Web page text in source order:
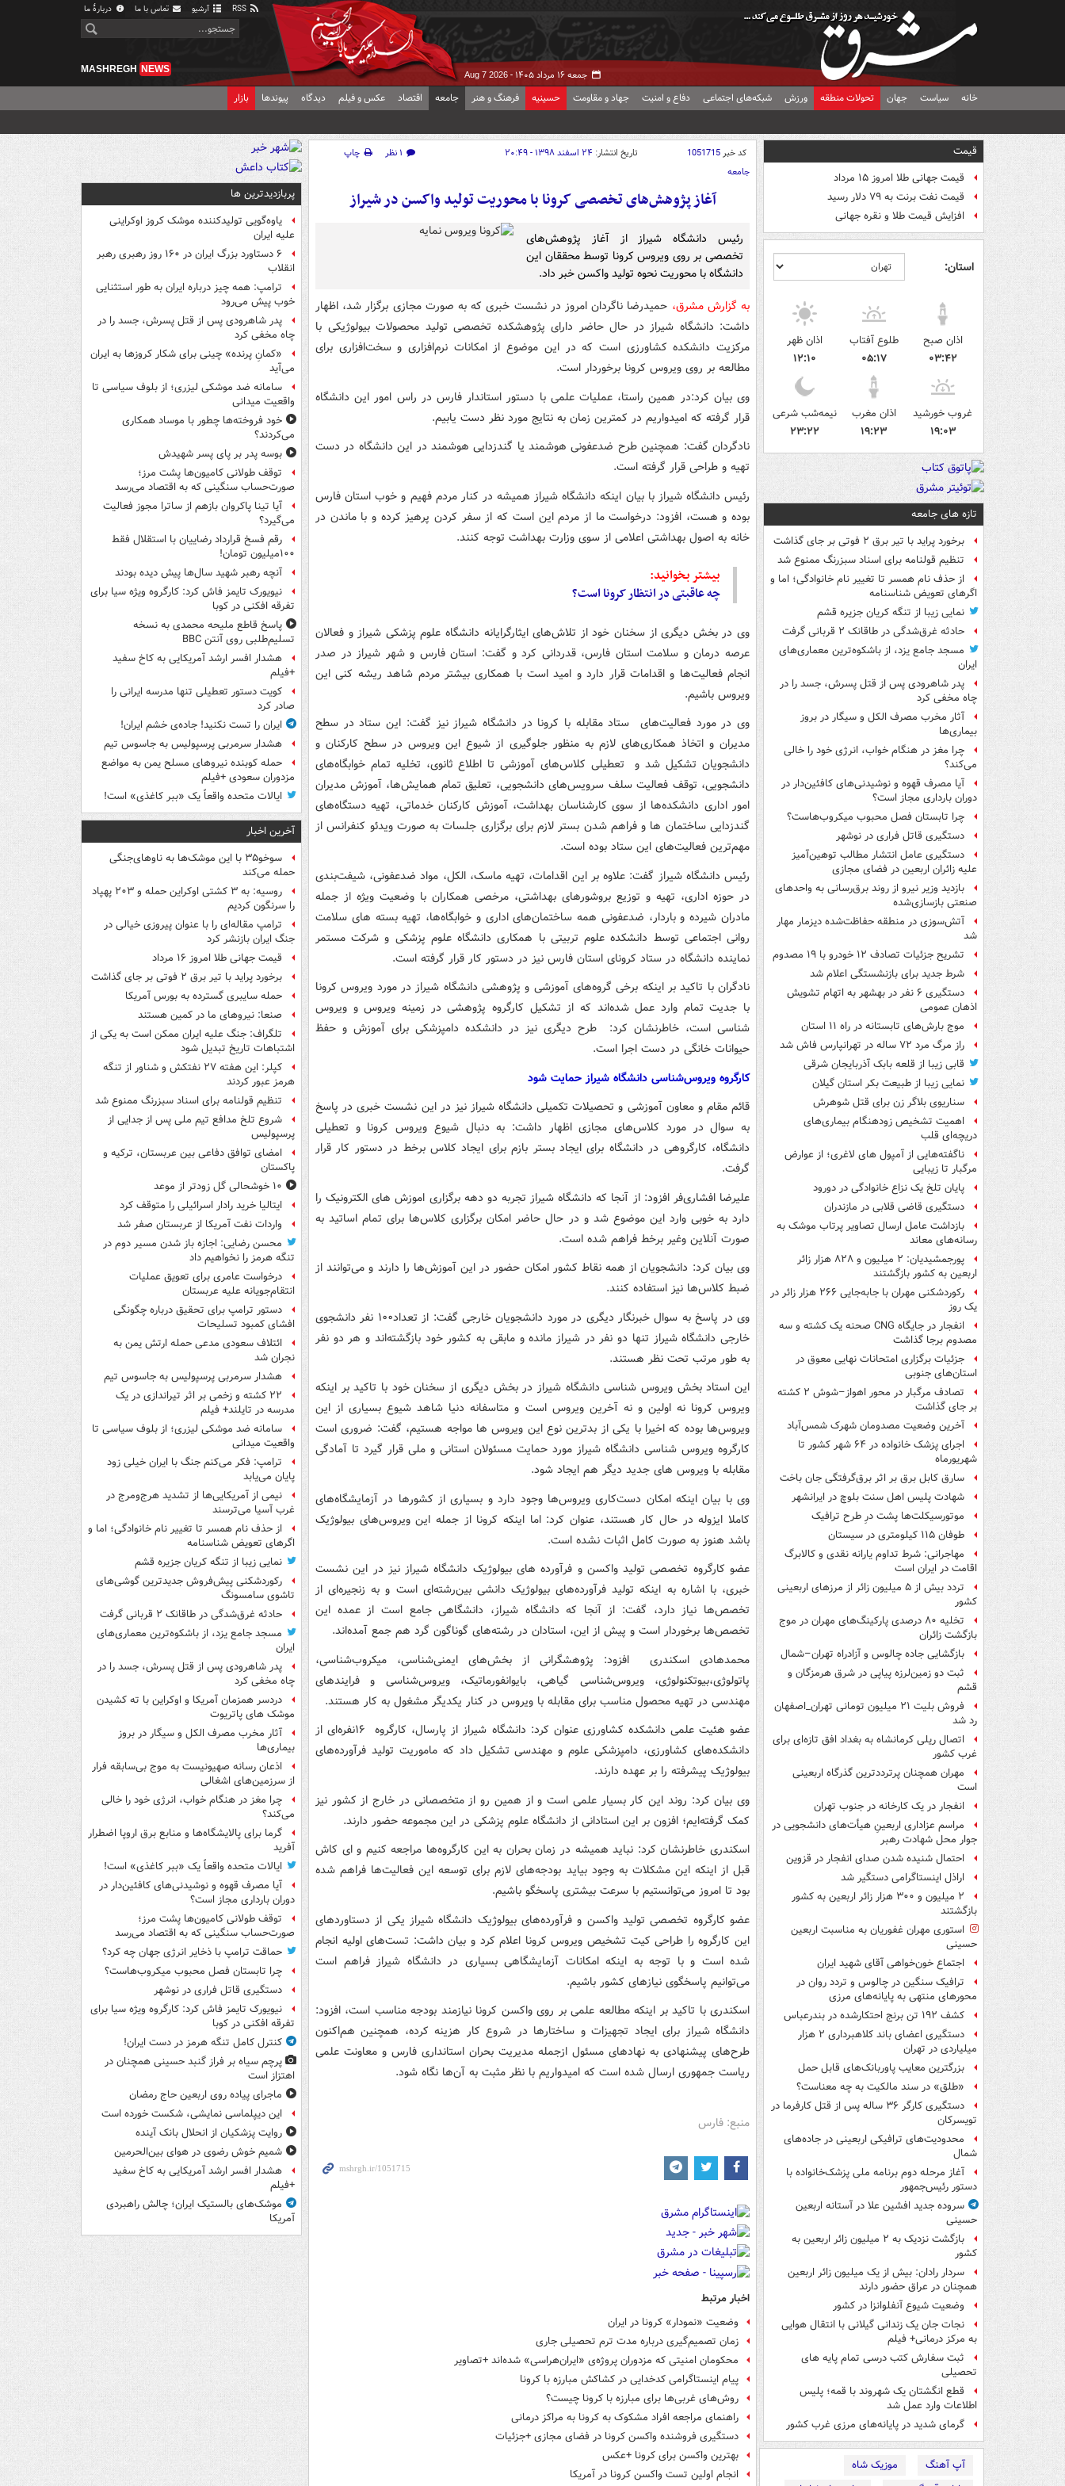
آرشیو تماس با ما دربارهٔ ما
جمعه ۱۶ مرداد ۱۴۰۵ - Aug 7 2026
MASHREGH NEWS
خانه سیاست جهان تحولات منطقه ورزش شبکه‌های اجتماعی دفاع و امنیت جهاد و مقاومت حسینیه فرهنگ و هنر جامعه اقتصاد عکس و فیلم دیدگاه پیوندها بازار
قیمت
قیمت جهانی طلا امروز ۱۵ مرداد
قیمت نفت برنت به ۷۹ دلار رسید
افزایش قیمت طلا و نقره جهانی
استان:
اذان صبح
۰۳:۴۲
طلوع آفتاب
۰۵:۱۷
اذان ظهر
۱۲:۱۰
غروب خورشید
۱۹:۰۳
اذان مغرب
۱۹:۲۳
نیمه‌شب شرعی
۲۳:۲۲
تازه های جامعه
برخورد پراید با تیر برق ۲ فوتی بر جای گذاشت
تنظیم قولنامه برای اسناد سبزرنگ ممنوع شد
از حذف نام همسر تا تغییر نام خانوادگی؛ اما و
اگرهای تعویض شناسنامه
نمایی زیبا از تنگه کریان جزیره قشم
حادثه غرق‌شدگی در طاقانک ۲ قربانی گرفت
مسجد جامع یزد، از باشکوه‌ترین معماری‌های
ایران
پدر شاهرودی پس از قتل پسرش، جسد را در
چاه مخفی کرد
آثار مخرب مصرف الکل و سیگار در بروز
بیماری‌ها
چرا مغز در هنگام خواب، انرژی خود را خالی
می‌کند؟
آیا مصرف قهوه و نوشیدنی‌های کافئین‌دار در
دوران بارداری مجاز است؟
چرا تابستان فصل محبوب میکروب‌هاست؟
دستگیری قاتل فراری در نوشهر
دستگیری عامل انتشار مطالب توهین‌آمیز
علیه زائران اربعین در فضای مجازی
بازدید وزیر نیرو از روند برق‌رسانی به واحدهای
صنعتی بازسازی‌شده
آتش‌سوزی در منطقه حفاظت‌شده دیزمار مهار
شد
تشریح جزئیات تصادف ۱۲ خودرو با ۱۹ مصدوم
شرط جدید برای بازنشستگی اعلام شد
دستگیری ۶ نفر در بهشهر به اتهام تشویش
اذهان عمومی
موج بارش‌های تابستانه در راه ۱۱ استان
راز مرگ مرد ۷۲ ساله در تهرانپارس فاش شد
قابی زیبا از قلعه بابک آذربایجان شرقی
نمایی زیبا از طبیعت بکر استان گیلان
سناریوی بلاگر زن برای قتل شوهرش
اهمیت تشخیص زودهنگام بیماری‌های
دریچه‌ای قلب
ناگفته‌هایی از آمپول های لاغری؛ از عوارض
مرگبار تا زیبایی
پایان تلخ یک نزاع خانوادگی در دورود
دستگیری قاضی قلابی در مازندران
بازداشت عامل ارسال تصاویر پرتاب موشک به
رسانه‌های معاند
پورجمشیدیان: ۲ میلیون و ۸۲۸ هزار زائر
اربعین به کشور بازگشتند
رکوردشکنی مهران با جابه‌جایی ۲۶۶ هزار زائر در
یک روز
انفجار در جایگاه CNG صحنه یک کشته و سه
مصدوم برجا گذاشت
جزئیات برگزاری امتحانات نهایی معوق در
استان‌های جنوبی
تصادف مرگبار در محور اهواز–شوش ۲ کشته
بر جای گذاشت
آخرین وضعیت مصدومان شهرک شمس‌آباد
اجرای پزشک خانواده در ۶۴ شهر کشور تا
شهریورماه
سارق کابل برق بر اثر برق‌گرفتگی جان باخت
شهادت پلیس اهل سنت بلوچ در ایرانشهر
موتورسیکلت‌ها پشت درِ طرح ترافیک
طوفان ۱۱۵ کیلومتری در سیستان
مهاجرانی: شرط تداوم یارانه نقدی و کالابرگ
اقامت در ایران است
تردد بیش از ۵ میلیون زائر از مرزهای اربعینی
کشور
تخلیه ۸۰ درصدی پارکینگ‌های مهران در موج
بازگشت زائران
بازگشایی جاده چالوس و آزادراه تهران–شمال
ثبت دو زمین‌لرزه پیاپی در شرق هرمزگان و
قشم
فروش بلیت ۲۱ میلیون تومانی تهران_اصفهان
رد شد
اتصال ریلی کرمانشاه به بغداد افق تازه‌ای برای
غرب کشور
مهران همچنان پرترددترین گذرگاه اربعینی
است
انفجار در یک کارخانه در جنوب تهران
مراسم عزاداری اربعینِ هیأت‌های دانشجویی در
جوار محل شهادت رهبر
احتمال شنیده شدن صدای انفجار در قزوین
اراذل اینستاگرامی دستگیر شد
۲ میلیون و ۳۰۰ هزار زائر اربعین به کشور
بازگشتند
استوری مهران غفوریان به مناسبت اربعین
حسینی
اجتماع خون‌خواهی آقای شهید ایران
ترافیک سنگین در چالوس و تردد روان در
محورهای منتهی به پایانه‌های مرزی
کشف ۱۹۲ تن برنج احتکارشده در بندرعباس
دستگیری اعضای باند کلاهبرداری ۲ هزار
میلیاردی در تهران
بزرگترین معایب پاوربانک‌های قابل حمل
«طلق» در سند مالکیت به چه معناست؟
دستگیری کارگر ۳۶ ساله پس از قتل کارفرما در
تویسرکان
محدودیت‌های ترافیکی اربعینی در جاده‌های
شمال‌
آغاز مرحله دوم برنامه ملی پزشک‌خانواده با
دستور رئیس‌جمهور
سروده جدید افشین علا در آستانه اربعین
حسینی
بازگشت نزدیک به ۲ میلیون زائر اربعین به
کشور
سردار رادان: بیش از یک میلیون زائر اربعین
همچنان در عراق حضور دارند
وضعیت شیوع آنفلوانزا در کشور
نجات جان یک زندانی گیلانی با انتقال هوایی
به مرکز درمانی+ فیلم
ثبت سفارش کتب درسی تمام پایه های
تحصیلی
قطع انگشتان یک شهروند با قمه؛ پلیس
اطلاعات وارد عمل شد
گرمای شدید در پایانه‌های مرزی غرب کشور
آپ آهنگ
موزیک شاه
کد خبر1051715 تاریخ انتشار: ۲۴ اسفند ۱۳۹۸ - ۲۰:۴۹ ۱ نظر
چاپ
جامعه
آغاز پژوهش‌های تخصصی کرونا با محوریت تولید واکسن در شیراز
رئیس دانشگاه شیراز از آغاز پژوهش‌های
تخصصی بر روی ویروس کرونا توسط محققان این
دانشگاه با محوریت نحوه تولید واکسن خبر داد.
به گزارش مشرق، حمیدرضا ناگردان امروز در نشست خبری که به صورت مجازی برگزار شد، اظهار
داشت: دانشگاه شیراز در حال حاضر دارای پژوهشکده تخصصی تولید محصولات بیولوژیکی با
مرکزیت دانشکده کشاورزی است که در این موضوع از امکانات نرم‌افزاری و سخت‌افزاری برای
مطالعه بر روی ویروس کرونا برخوردار است.
وی بیان کرد:در همین راستا، عملیات علمی با دستور استاندار فارس در راس امور این دانشگاه
قرار گرفته که امیدواریم در کمترین زمان به نتایج مورد نظر دست یابیم.
نادگردان گفت: همچنین طرح ضدعفونی هوشمند یا گندزدایی هوشمند در این دانشگاه در دست
تهیه و طراحی قرار گرفته است.
رئیس دانشگاه شیراز با بیان اینکه دانشگاه شیراز همیشه در کنار مردم فهیم و خوب استان فارس
بوده و هست، افزود: درخواست ما از مردم این است که از سفر کردن پرهیز کرده و با ماندن در
خانه به اصول بهداشتی اعلامی از سوی وزارت بهداشت توجه کنند.
بیشتر بخوانید:
چه عاقبتی در انتظار کرونا است؟
وی در بخش دیگری از سخنان خود از تلاش‌های ایثارگرایانه دانشگاه علوم پزشکی شیراز و فعالان
عرصه درمان و سلامت استان فارس، قدردانی کرد و گفت: استان فارس و شهر شیراز در صدر
انجام فعالیت‌ها و اقدامات قرار دارد و امید است با همکاری بیشتر مردم شاهد ریشه کنی این
ویروس باشیم.
وی در مورد فعالیت‌های ستاد مقابله با کرونا در دانشگاه شیراز نیز گفت: این ستاد در سطح
مدیران و اتخاذ همکاری‌های لازم به منظور جلوگیری از شیوع این ویروس در سطح کارکنان و
دانشجویان تشکیل شد و تعطیلی کلاس‌های آموزشی تا اطلاع ثانوی، تخلیه تمام خوابگاه‌های
دانشجویی، توقف فعالیت سلف سرویس‌های دانشجویی، تعلیق تمام همایش‌ها، آموزش مدیران
امور اداری دانشکده‌ها از سوی کارشناسان بهداشت، آموزش کارکنان خدماتی، تهیه دستگاه‌های
گندزدایی ساختمان ها و فراهم شدن بستر لازم برای برگزاری جلسات به صورت ویدئو کنفرانس از
مهم‌ترین فعالیت‌های این ستاد بوده است.
رئیس دانشگاه شیراز گفت: علاوه بر این اقدامات، تهیه ماسک، الکل، مواد ضدعفونی، شیفت‌بندی
در حوزه اداری، تهیه و توزیع بروشورهای بهداشتی، مرخصی همکاران با وضعیت ویژه از جمله
مادران شیرده و باردار، ضدعفونی همه ساختمان‌های اداری و خوابگاه‌ها، تهیه بسته های سلامت
روانی اجتماعی توسط دانشکده علوم تربیتی با همکاری دانشگاه علوم پزشکی و شرکت مستمر
نماینده دانشگاه در ستاد کرونای استان فارس نیز در دستور کار قرار گرفته است.
نادگران با تاکید بر اینکه برخی گروه‌های آموزشی و پژوهشی دانشگاه شیراز در مورد ویروس کرونا
با جدیت تمام وارد عمل شده‌اند که از تشکیل کارگروه پژوهشی در زمینه ویروس و ویروس
شناسی است، خاطرنشان کرد: طرح دیگری نیز در دانشکده دامپزشکی برای آموزش و حفظ
حیوانات خانگی در دست اجرا است.
کارگروه ویروس‌شناسی دانشگاه شیراز حمایت شود
قائم مقام و معاون آموزشی و تحصیلات تکمیلی دانشگاه شیراز نیز در این نشست خبری در پاسخ
به سوال در مورد کلاس‌های مجازی اظهار داشت: به دنبال شیوع ویروس کرونا و تعطیلی
دانشگاه، کارگروهی در دانشگاه برای ایجاد بستر بازم برای ایجاد کلاس برخط در دستور کار قرار
گرفت.
علیرضا افشاری‌فر افزود: از آنجا که دانشگاه شیراز تجربه دو دهه برگزاری اموزش های الکترونیک را
دارد به خوبی وارد این موضوع شد و در حال حاضر امکان برگزاری کلاس‌ها برای تمام اساتید به
صورت آنلاین وغیر برخط فراهم شده است.
وی بیان کرد: دانشجویان از همه نقاط کشور امکان حضور در این آموزش‌ها را دارند و می‌توانند از
ضبط کلاس‌ها نیز استفاده کنند.
وی در پاسخ به سوال خبرنگار دیگری در مورد دانشجویان خارجی گفت: از تعداد۱۰۰ نفر دانشجوی
خارجی دانشگاه شیراز تنها دو نفر در شیراز مانده و مابقی به کشور خود بازگشته‌اند و هر دو نفر
به طور مرتب تحت نظر هستند.
این استاد بخش ویروس شناسی دانشگاه شیراز در بخش دیگری از سخنان خود با تاکید بر اینکه
ویروس کرونا نه اولین و نه آخرین ویروس است و متاسفانه دنیا شاهد شیوع بسیاری از این
ویروس‌ها بوده که اخیرا با یکی از بدترین نوع این ویروس ها مواجه هستیم، گفت: ضروری است
کارگروه ویروس شناسی دانشگاه شیراز مورد حمایت مسئولان استانی و ملی قرار گیرد تا آمادگی
مقابله با ویروس های جدید دیگر هم ایجاد شود.
وی با بیان اینکه امکان دست‌کاری ویروس‌ها وجود دارد و بسیاری از کشورها در آزمایشگاه‌های
کاملا ایزوله در حال کار هستند، عنوان کرد: اما اینکه کرونا از جمله این ویروس‌های بیولوژیک
باشد هنوز به صورت کامل اثبات نشده است.
عضو کارگروه تخصصی تولید واکسن و فرآورده های بیولوژیک دانشگاه شیراز نیز در این نشست
خبری، با اشاره به اینکه تولید فرآورده‌های بیولوژیک دانشی بین‌رشته‌ای است و به زنجیره‌ای از
تخصص‌ها نیاز دارد، گفت: از آنجا که دانشگاه شیراز، دانشگاهی جامع است از عمده این
تخصص‌ها برخوردار است و پیش از این، استادان در رشته‌های گوناگون گرد هم جمع آمده‌اند.
محمدهادی اسکندری افزود: پژوهشگرانی از بخش‌های ایمنی‌شناسی، میکروب‌شناسی،
پاتولوژی،بیوتکنولوژی، ویروس‌شناسی گیاهی، بایوانفورماتیک، ویروس‌شناسی و فرایندهای
مهندسی در تهیه محصول مناسب برای مقابله با ویروس در کنار یکدیگر مشغول به کار هستند.
عضو هئیت علمی دانشکده کشاورزی عنوان کرد: دانشگاه شیراز از پارسال، کارگروه ۱۶نفره‌ای از
دانشکده‌های کشاورزی، دامپزشکی علوم و مهندسی تشکیل داد که ماموریت تولید فرآورده‌های
بیولوژیک پیشرفته را بر عهده دارند.
وی بیان کرد: روند این کار بسیار علمی است و از همین رو از متخصصانی در خارج از کشور نیز
کمک گرفته‌ایم؛ افزون بر این استادانی از دانشگاه علوم پزشکی در این مجموعه حضور دارند.
اسکندری خاطرنشان کرد: نباید همیشه در زمان بحران به این کارگروه‌ها مراجعه کنیم و ای کاش
قبل از اینکه این مشکلات به وجود بیاید بودجه‌های لازم برای توسعه این فعالیت‌ها فراهم شده
بود تا امروز می‌توانستیم با سرعت بیشتری پاسخگو باشیم.
عضو کارگروه تخصصی تولید واکسن و فرآورده‌های بیولوژیک دانشگاه شیراز یکی از دستاوردهای
این کارگروه را طراحی کیت تشخیص ویروس کرونا اعلام کرد و بیان داشت: تست‌های اولیه انجام
شده است و با توجه به اینکه امکانات آزمایشگاهی بسیاری در دانشگاه شیراز فراهم است
می‌توانیم پاسخگوی نیازهای کشور باشیم.
اسکندری با تاکید بر اینکه مطالعه علمی بر روی واکسن کرونا نیازمند بودجه مناسب است، افزود:
دانشگاه شیراز برای ایجاد تجهیزات و ساختارها در شروع کار هزینه کرده، همچنین هم‌اکنون
طرح‌های پیشنهادی به نهادهای مسئول ازجمله مدیریت بحران استانداری فارس و معاونت علمی
ریاست جمهوری ارسال شده است که امیدواریم با نظر مثبت به آن‌ها نگاه شود.
منبع: فارس
اخبار مرتبط
وضعیت «نمودار» کرونا در ایران
زمان تصمیم‌گیری درباره مدت ترم تحصیلی جاری
محکومان امنیتی که مزدوران پروژه‌ی «ایران‌هراسی» شده‌اند +تصاویر
پیام اینستاگرامی کدخدایی در کشاکش مبارزه با کرونا
روش‌های غربی‌ها برای مبارزه با کرونا چیست؟
راهنمای مراجعه افراد مشکوک به کرونا به مراکز درمانی
دستگیری فروشنده واکسن کرونا در فضای مجازی +جزئیات
بهترین واکسن برای کرونا +عکس
انجام اولین تست واکسن کرونا در آمریکا
پربازدیدترین ها
یاوه‌گویی تولیدکننده موشک کروز اوکراینی
علیه ایران
۶ دستاورد بزرگ ایران در ۱۶۰ روز رهبری رهبر
انقلاب
ترامپ: همه چیز درباره ایران به طور استثنایی
خوب پیش می‌رود
پدر شاهرودی پس از قتل پسرش، جسد را در
چاه مخفی کرد
«کمانِ پرنده» چینی برای شکار کروزها به ایران
می‌آید
سامانه ضد موشکی لیزری؛ از بلوف سیاسی تا
واقعیت میدانی
خود فروخته‌ها چطور با موساد همکاری
می‌کردند؟
بوسه‌ پدر بر پای پسر شهیدش
توقف طولانی کامیون‌ها پشت مرز؛
صورت‌حساب سنگینی که به اقتصاد می‌رسد
آیا تینا پاکروان بازهم از ساترا مجوز فعالیت
می‌گیرد؟
رقم فسخ قرارداد رضاییان با استقلال فقط
۱۰۰میلیون تومان!
آنچه رهبر شهید سال‌ها پیش دیده بودند
نیویورک تایمز فاش کرد: کارگروه ویژه سیا برای
تفرقه افکنی در کوبا
پاسخ قاطع ملیحه محمدی به نسخه
تسلیم‌طلبی روی آنتن BBC
هشدار افسر ارشد آمریکایی به کاخ سفید
+فیلم
کویت دستور تعطیلی تنها مدرسه ایرانی را
صادر کرد
ایران را تست نکنید! جاده‌ی خشم ایران!
هشدار سرمربی پرسپولیس به جاسوس تیم
حمله کوبنده نیروهای مسلح یمن به مواضع
مزدوران سعودی +فیلم
ایالات متحده واقعاً یک «ببر کاغذی» است!
آخرین اخبار
سوخو۳۵ با این موشک‌ها به ناوهای‌جنگی
حمله می‌کند
روسیه: به ۳ کشتی اوکراین حمله و ۲۰۳ پهپاد
را سرنگون کردیم
ترامپ مقاله‌ای را با عنوان پیروزی خیالی در
جنگ ایران بازنشر کرد
قیمت جهانی طلا امروز ۱۶ مرداد
برخورد پراید با تیر برق ۲ فوتی بر جای گذاشت
حمله سایبری گسترده به بورس آمریکا
صنعا: نیروهای ما در کمین‌ هستند
تلگراف: جنگ علیه ایران ممکن است به یکی از
اشتباهات تاریخ تبدیل شود
کپلر: این هفته ۲۷ نفتکش و شناور از تنگه
هرمز عبور کردند
تنظیم قولنامه برای اسناد سبزرنگ ممنوع شد
شروع تلخ مدافع تیم ملی پس از جدایی از
پرسپولیس
امضای توافق دفاعی بین عربستان، ترکیه و
پاکستان
۱۰ خوشحالی گل زودتر از موعد
ایتالیا خرید رادار اسرائیلی را متوقف کرد
واردات نفت آمریکا از عربستان صفر شد
محسن رضایی: اجازه باز شدن مسیر دوم در
تنگه هرمز را نخواهیم داد
درخواست عامری برای تعویق عملیات
انتقام‌جویانه علیه عربستان
دستور ترامپ برای تحقیق درباره چگونگی
افشای کمبود تسلیحات
ائتلاف سعودی مدعی حمله ارتش یمن به
نجران شد
هشدار سرمربی پرسپولیس به جاسوس تیم
۲۲ کشته و زخمی بر اثر تیراندازی در یک
مدرسه در تایلند+ فیلم
سامانه ضد موشکی لیزری؛ از بلوف سیاسی تا
واقعیت میدانی
ترامپ: فکر می‌کنم جنگ با ایران خیلی زود
پایان می‌یابد
نیمی از آمریکایی‌ها از تشدید هرج‌ومرج در
غرب آسیا می‌ترسند
از حذف نام همسر تا تغییر نام خانوادگی؛ اما و
اگرهای تعویض شناسنامه
نمایی زیبا از تنگه کریان جزیره قشم
رکوردشکنی پیش‌فروش جدیدترین گوشی‌های
تاشوی سامسونگ
حادثه غرق‌شدگی در طاقانک ۲ قربانی گرفت
مسجد جامع یزد، از باشکوه‌ترین معماری‌های
ایران
پدر شاهرودی پس از قتل پسرش، جسد را در
چاه مخفی کرد
دردسر همزمان آمریکا و اوکراین با ته کشیدن
موشک های پاتریوت
آثار مخرب مصرف الکل و سیگار در بروز
بیماری‌ها
اذعان رسانه صهیونیست به موج بی‌سابقه فرار
از سرزمین‌های اشغالی
چرا مغز در هنگام خواب، انرژی خود را خالی
می‌کند؟
گرما برای پالایشگاه‌ها و منابع برق اروپا اضطرار
آفرید
ایالات متحده واقعاً یک «ببر کاغذی» است!
آیا مصرف قهوه و نوشیدنی‌های کافئین‌دار در
دوران بارداری مجاز است؟
توقف طولانی کامیون‌ها پشت مرز؛
صورت‌حساب سنگینی که به اقتصاد می‌رسد
حماقت ترامپ با ذخایر انرژی جهان چه کرد؟
چرا تابستان فصل محبوب میکروب‌هاست؟
دستگیری قاتل فراری در نوشهر
نیویورک تایمز فاش کرد: کارگروه ویژه سیا برای
تفرقه افکنی در کوبا
کنترل کامل تنگه هرمز در دست ایران!
پرچم سیاه بر فراز گنبد حسینی همچنان در
اهتزاز است
ماجرای پیاده روی اربعین حاج رمضان
این دیپلماسی نمایشی، شکست خورده است
روایت پزشکیان از انحلال بانک آینده
شمیم خوش رضوی در هوای بین‌الحرمین
هشدار افسر ارشد آمریکایی به کاخ سفید
+فیلم
موشک‌های بالستیک ایران؛ چالش راهبردی
آمریکا